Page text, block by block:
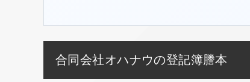
合同会社オハナウの登記簿謄本